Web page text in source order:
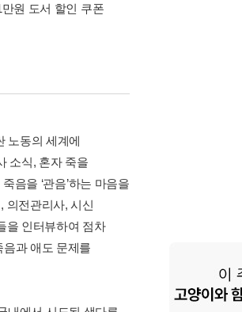
원 도서 할인 쿠폰
노동의 세계에
소식, 혼자 죽을
음을 ‘관음’하는 마음을
의전관리사, 시신
을 인터뷰하여 점차
과 애도 문제를